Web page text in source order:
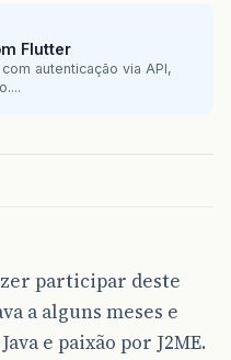
Flutter
autenticação via API,
participar deste
a alguns meses e
e paixão por J2ME.